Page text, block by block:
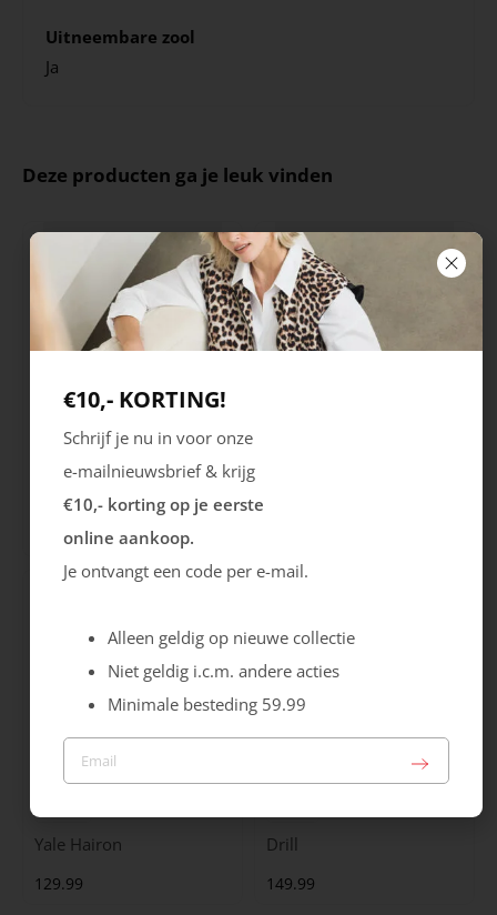
Uitneembare zool
Ja
Deze producten ga je leuk vinden
Cristallino
99.99
Yale Hairon
129.99
Drill
149.99
€10,- KORTING!
Schrijf je nu in voor onze
e-mailnieuwsbrief & krijg
€10,- korting op je eerste
online aankoop.
Je ontvangt een code per e-mail.
Alleen geldig op nieuwe collectie
Niet geldig i.c.m. andere acties
Minimale besteding 59.99